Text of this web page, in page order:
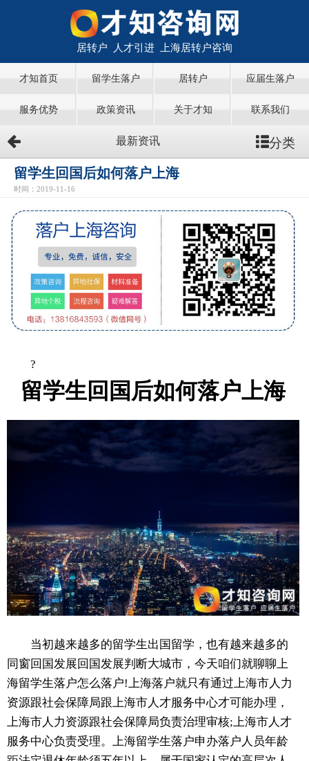
居转户 人才引进 上海居转户咨询
才知首页 留学生落户 居转户 应届生落户
服务优势 政策资讯 关于才知 联系我们
最新资讯 分类
留学生回国后如何落户上海
时间：2019-11-16
?
留学生回国后如何落户上海
当初越来越多的留学生出国留学，也有越来越多的
同窗回国发展回国发展判断大城市，今天咱们就聊聊上
海留学生落户怎么落户!上海落户就只有通过上海市人力
资源跟社会保障局跟上海市人才服务中心才可能办理，
上海市人力资源跟社会保障局负责治理审核;上海市人才
服务中心负责受理。上海留学生落户申办落户人员年龄